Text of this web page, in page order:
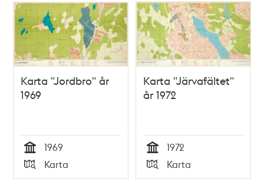
Karta "Jordbro" år
1969
Tid
1969
Typ
Karta
Karta "Järvafältet"
år 1972
Tid
1972
Typ
Karta